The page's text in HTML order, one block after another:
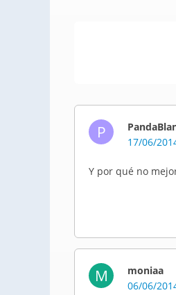
P
17/06/
Y por qué no
M
moniaa
06/06/